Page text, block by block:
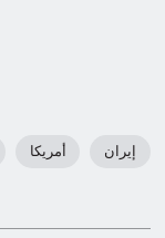
إيران أمريكا